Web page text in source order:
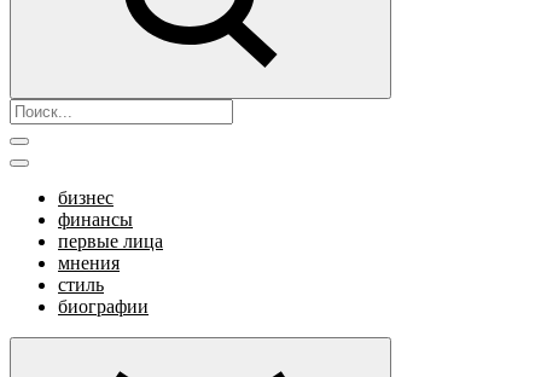
бизнес
финансы
первые лица
мнения
стиль
биографии